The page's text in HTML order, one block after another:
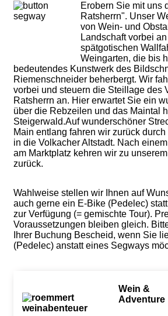
Erobern Sie mit uns
Ratsherrn". Unser
von Wein- und
Landschaft vorbei
spätgotischen
Weingarten, die bis
bedeutendes Kunstwerk des
Riemenschneider beherbergt. Wir
vorbei und steuern die Steillage des
Ratsherrn an. Hier erwartet Sie ein
über die Rebzeilen und das Maintal
Steigerwald.Auf wunderschöner
Main entlang fahren wir zurück
in die Volkacher Altstadt. Nach
am Marktplatz kehren wir zu
zurück.
Wahlweise stellen wir Ihnen auf
auch gerne ein E-Bike (Pedelec)
zur Verfügung (= gemischte Tour).
Voraussetzungen bleiben gleich.
Ihrer Buchung Bescheid, wenn Sie
(Pedelec) anstatt eines Segways
Wein &
Adventure